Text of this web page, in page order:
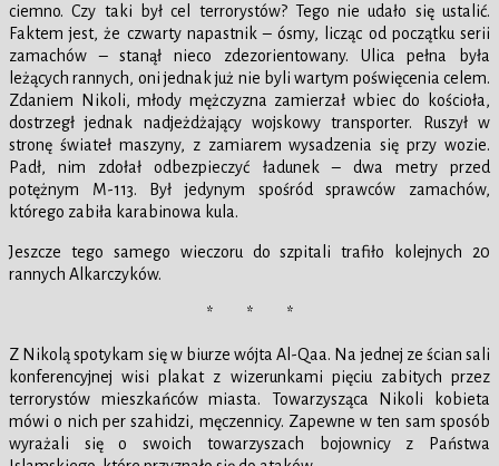
ciemno. Czy taki był cel terrorystów? Tego nie udało się ustalić.
Faktem jest, że czwarty napastnik – ósmy, licząc od początku serii
zamachów – stanął nieco zdezorientowany. Ulica pełna była
leżących rannych, oni jednak już nie byli wartym poświęcenia celem.
Zdaniem Nikoli, młody mężczyzna zamierzał wbiec do kościoła,
dostrzegł jednak nadjeżdżający wojskowy transporter. Ruszył w
stronę świateł maszyny, z zamiarem wysadzenia się przy wozie.
Padł, nim zdołał odbezpieczyć ładunek – dwa metry przed
potężnym M-113. Był jedynym spośród sprawców zamachów,
którego zabiła karabinowa kula.
Jeszcze tego samego wieczoru do szpitali trafiło kolejnych 20
rannych Alkarczyków.
* * *
Z Nikolą spotykam się w biurze wójta Al-Qaa. Na jednej ze ścian sali
konferencyjnej wisi plakat z wizerunkami pięciu zabitych przez
terrorystów mieszkańców miasta. Towarzysząca Nikoli kobieta
mówi o nich per szahidzi, męczennicy. Zapewne w ten sam sposób
wyrażali się o swoich towarzyszach bojownicy z Państwa